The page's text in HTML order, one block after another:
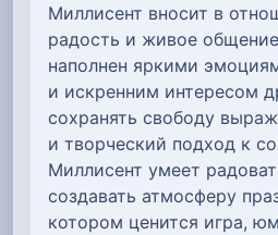
Миллисент вносит в
радость и живое
наполнен яркими
и искренним интересом
сохранять свободу
и творческий подход к
Миллисент умеет
создавать атмосферу
котором ценится игра,